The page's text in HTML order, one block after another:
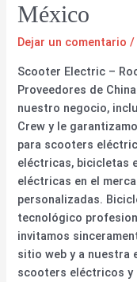
México
Dejar un comentario /
Scooter Electric –
Proveedores de
nuestro negocio,
Crew y le
para scooters
eléctricas, bicicletas
eléctricas en el
personalizadas.
tecnológico
invitamos
sitio web y a nuestra
scooters eléctricos y